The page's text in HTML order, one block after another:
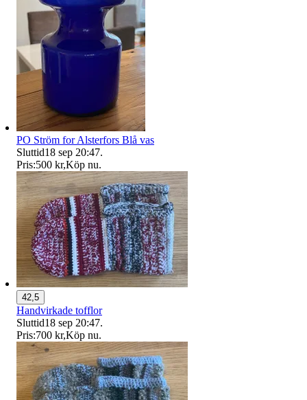
PO Ström for Alsterfors Blå vas
Sluttid18 sep 20:47.
Pris:500 kr,Köp nu.
42,5
Handvirkade tofflor
Sluttid18 sep 20:47.
Pris:700 kr,Köp nu.